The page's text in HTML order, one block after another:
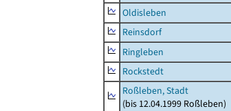
Oldisleben
Reinsdorf
Ringleben
Rockstedt
Roßleben, Stadt
(bis 12.04.1999 Roßleben)